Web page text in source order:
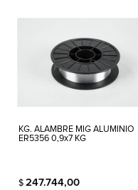
KG. ALAMBRE MIG ALUMINIO
ER5356 0,9x7 KG
$ 247.744,00